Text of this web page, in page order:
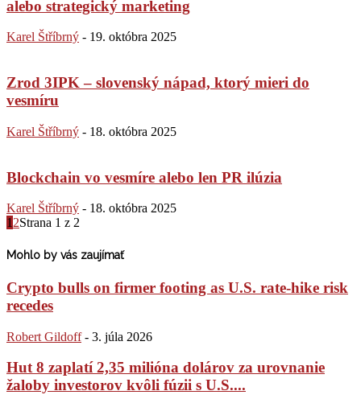
alebo strategický marketing
Karel Štříbrný - 19. októbra 2025
Zrod 3IPK – slovenský nápad, ktorý mieri do
vesmíru
Karel Štříbrný - 18. októbra 2025
Blockchain vo vesmíre alebo len PR ilúzia
Karel Štříbrný - 18. októbra 2025
1 2Strana 1 z 2
Mohlo by vás zaujímať
Crypto bulls on firmer footing as U.S. rate-hike risk
recedes
Robert Gildoff - 3. júla 2026
Hut 8 zaplatí 2,35 milióna dolárov za urovnanie
žaloby investorov kvôli fúzii s U.S....